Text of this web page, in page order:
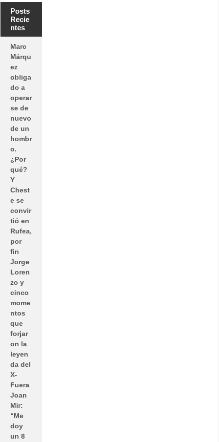
Posts
Recie
ntes
Marc
Márqu
ez
obliga
do a
operar
se de
nuevo
de un
hombr
o.
¿Por
qué?
Y
Chest
e se
convir
tió en
Rufea,
por
fin
Jorge
Loren
zo y
cinco
mome
ntos
que
forjar
on la
leyen
da del
X-
Fuera
Joan
Mir:
“Me
doy
un 8